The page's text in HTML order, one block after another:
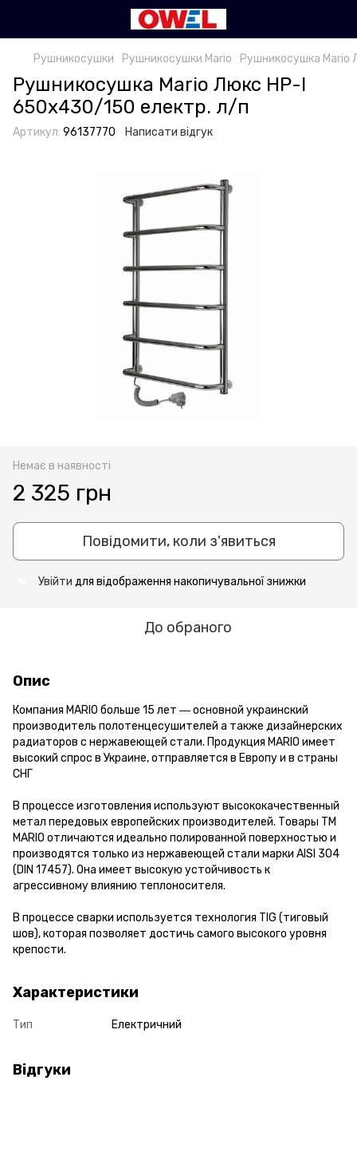
Рушникосушки Рушникосушки Mario Рушникосушка
Рушникосушка Mario Люкс НР-І
650х430/150 електр. л/п
Артикул: 96137770 Написати відгук
Немає в наявності
2 325 грн
Повідомити, коли з'явиться
Увійти для відображення накопичувальної знижки
До обраного
Опис
Компания MARIO больше 15 лет ― основной украинский
производитель полотенцесушителей а также дизайнерских
радиаторов с нержавеющей стали. Продукция MARIO имеет
высокий спрос в Украине, отправляется в Европу и в страны
СНГ
В процессе изготовления используют высококачественный
метал передовых европейских производителей. Товары ТМ
MARIO отличаются идеально полированной поверхностью и
производятся только из нержавеющей стали марки AISI 304
(DIN 17457). Она имеет высокую устойчивость к
агрессивному влиянию теплоносителя.
В процессе сварки используется технология TIG (тиговый
шов), которая позволяет достичь самого высокого уровня
крепости.
Характеристики
Тип Електричний
Відгуки